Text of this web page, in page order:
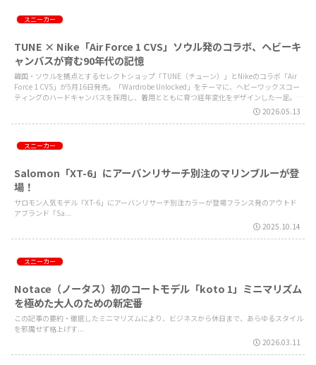
スニーカー
TUNE × Nike「Air Force 1 CVS」ソウル発のコラボ、ヘビーキ
ャンバスが育む90年代の記憶
韓国・ソウルを拠点とするセレクトショップ「TUNE（チューン）」とNikeのコラボ「Air
Force 1 CVS」が5月16日発売。「Wardrobe Unlocked」をテーマに、ヘビーワックスコー
ティングのハードキャンバスを採用し、着用とともに育つ経年変化をデザインした一足。日
2026.05.13
スニーカー
Salomon「XT-6」にアーバンリサーチ別注のマリンブルーが登
場！
サロモン人気モデル「XT-6」にアーバンリサーチ別注カラーが登場フランス発のアウトド
アブランド「Sa...
2025.10.14
スニーカー
Notace（ノータス）初のコートモデル「koto 1」ミニマリズム
を極めた大人のための新定番
この記事の要約・徹底したミニマリズムにより、ビジネスから休日まで、あらゆるスタイル
を邪魔せず格上げす...
2026.03.11